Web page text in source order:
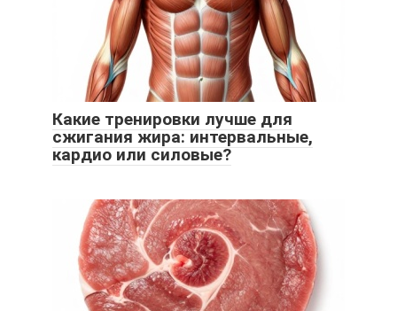
Какие тренировки лучше для
сжигания жира: интервальные,
кардио или силовые?